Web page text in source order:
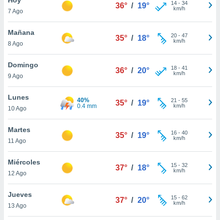
y
en
más
de
7 Ago
36° / 19° 14- 34
km/h
Mañana
8 Ago
35° / 18° 20- 47
km/h
Domingo
9 Ago
36° / 20° 18- 41
km/h
Lunes
10 Ago
40%
0.4 mm
35° / 19° 21 - 55
km/h
Martes
11 Ago
35° / 19° 16- 40
km/h
Miércoles
12 Ago
37° / 18° 15- 32
km/h
Jueves
13 Ago
37° / 20° 15- 62
km/h